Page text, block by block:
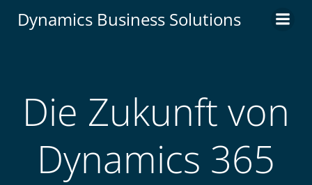
Inhalt
Dynamics Business Solutions
Die Zukunft von
Dynamics 365